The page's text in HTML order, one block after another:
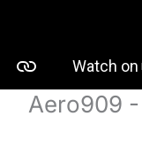
Aero909